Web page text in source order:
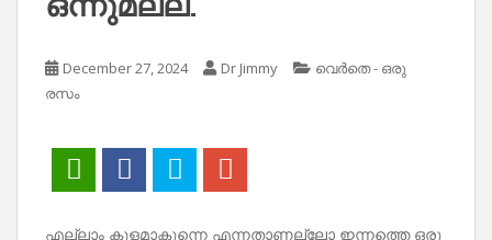
December 27, 2024 Dr Jimmy
വെർതെ - ഒരു
രസം
എല്ലാം കുളമാകുന്നെ എന്നതാണല്ലോ ഇന്നത്തെ ഒരു